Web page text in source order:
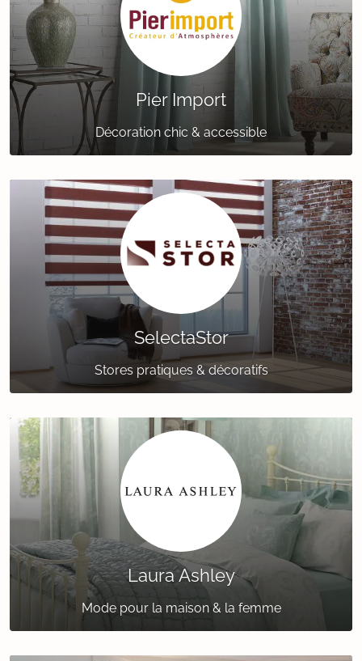
Pier Import
Décoration chic & accessible
SelectaStor
Stores pratiques & décoratifs
Laura Ashley
Mode pour la maison & la femme